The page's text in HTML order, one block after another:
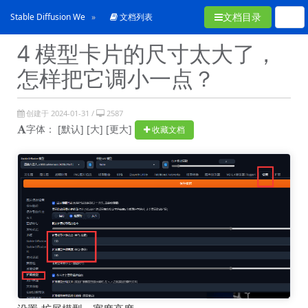
Stable Diffusion WebUI常见问题合集
文档列表 文档目录
4 模型卡片的尺寸太大了，
怎样把它调小一点？
创建于 2024-01-31 / 2587
字体： [默认] [大] [更大] 收藏文档